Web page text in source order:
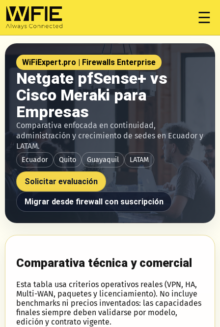
☰
WiFiExpert.pro | Firewalls Enterprise
Netgate pfSense+ vs
Cisco Meraki para
Empresas
Comparativa enfocada en continuidad,
administración y crecimiento de sedes en Ecuador y
LATAM.
Ecuador Quito Guayaquil LATAM
Solicitar evaluación
Migrar desde firewall con suscripción
Comparativa técnica y comercial
Esta tabla usa criterios operativos reales (VPN, HA,
Multi-WAN, paquetes y licenciamiento). No incluye
benchmarks ni precios inventados: las capacidades
finales siempre deben validarse por modelo,
edición y contrato vigente.